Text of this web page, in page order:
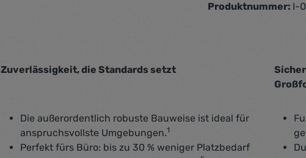
Produktnummer: I-
Zuverlässigkeit, die Standards setzt
Die außerordentlich robuste Bauweise ist ideal für
anspruchsvollste Umgebungen.1
Perfekt fürs Büro: bis zu 30 % weniger Platzbedarf